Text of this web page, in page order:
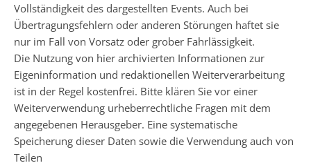
Vollständigkeit des dargestellten Events. Auch bei
Übertragungsfehlern oder anderen Störungen haftet sie
nur im Fall von Vorsatz oder grober Fahrlässigkeit.
Die Nutzung von hier archivierten Informationen zur
Eigeninformation und redaktionellen Weiterverarbeitung
ist in der Regel kostenfrei. Bitte klären Sie vor einer
Weiterverwendung urheberrechtliche Fragen mit dem
angegebenen Herausgeber. Eine systematische
Speicherung dieser Daten sowie die Verwendung auch von
Teilen